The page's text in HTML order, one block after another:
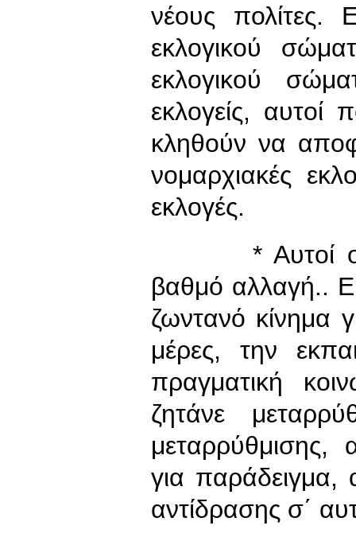
νέους
εκλογικού
εκλογικού
εκλογείς,
κληθούν να
νομαρχιακές
εκλογές.
* Αυτοί οι
βαθμό αλλαγή..
ζωντανό κίνημα
μέρες, την
πραγματική
ζητάνε
για
αντίδρασης σ΄